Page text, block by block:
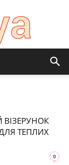
ТЕПЛИХ
0